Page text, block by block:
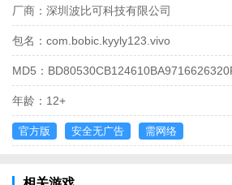
厂商： 深圳波比可科技有限公司
包名： com.bobic.kyyly123.vivo
MD5：
年龄： 12+
官方版 安全无广告 需网络